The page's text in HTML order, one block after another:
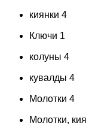
киянки 4
Ключи 1
колуны 4
кувалды 4
Молотки 4
Молотки,